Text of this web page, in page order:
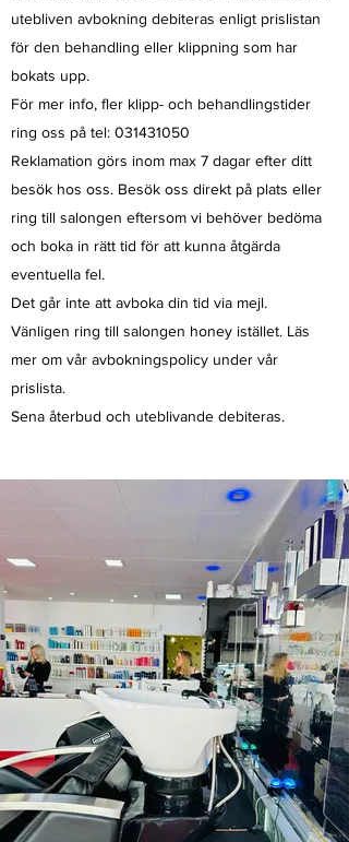
utebliven avbokning debiteras enligt prislistan
för den behandling eller klippning som har
bokats upp.
För mer info, fler klipp- och behandlingstider
ring oss på tel: 031431050
Reklamation görs inom max 7 dagar efter ditt
besök hos oss. Besök oss direkt på plats eller
ring till salongen eftersom vi behöver bedöma
och boka in rätt tid för att kunna åtgärda
eventuella fel.
Det går inte att avboka din tid via mejl.
Vänligen ring till salongen honey istället. Läs
mer om vår avbokningspolicy under vår
prislista.
Sena återbud och uteblivande debiteras.